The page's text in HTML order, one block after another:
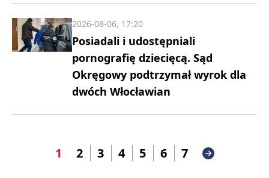
Posiadali i udostępniali
pornografię dziecięcą. Sąd
Okręgowy podtrzymał wyrok dla
dwóch Włocławian
2026-08-06, 17:20
1 2 3 4 5 6 7